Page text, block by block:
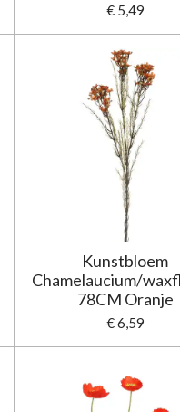
€ 5,49
Kunstbloem
Chamelaucium/
78CM Oranje
€ 6,59